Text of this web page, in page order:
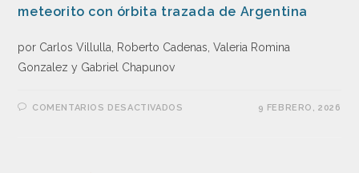
meteorito con órbita trazada de Argentina
por Carlos Villulla, Roberto Cadenas, Valeria Romina
Gonzalez y Gabriel Chapunov
COMENTARIOS DESACTIVADOS 9 FEBRERO, 2026